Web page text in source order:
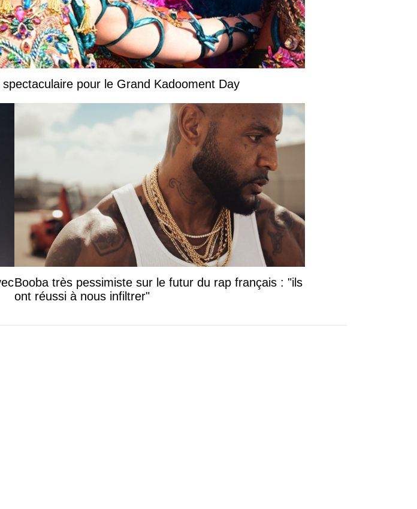
pour le Grand Kadooment Day
Booba très pessimiste sur le futur du rap français : "ils
ont réussi à nous infiltrer"